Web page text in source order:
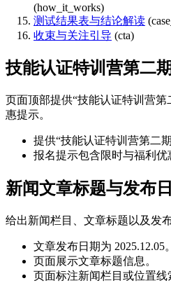
(how_it_works)
测试结果表与结论解读
收束与关注引导 (cta)
技能认证特训营第二
页面顶部提供“技能认证特训营
惠提示。
提供“技能认证特训营第二
报名提示包含限时与福利优
新闻文章标题与发布
给出新闻栏目、文章标题以及发
文章发布日期为 2025.12.05。
页面展示文章标题信息。
页面标注新闻栏目或位置线